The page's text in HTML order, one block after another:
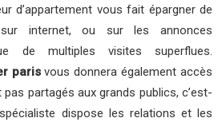
d’appartement vous fait épargner de
sur internet, ou sur les annonces
de multiples visites superflues.
parisvous donnera également accès
partagés aux grands publics, c’est-
dispose les relations et les